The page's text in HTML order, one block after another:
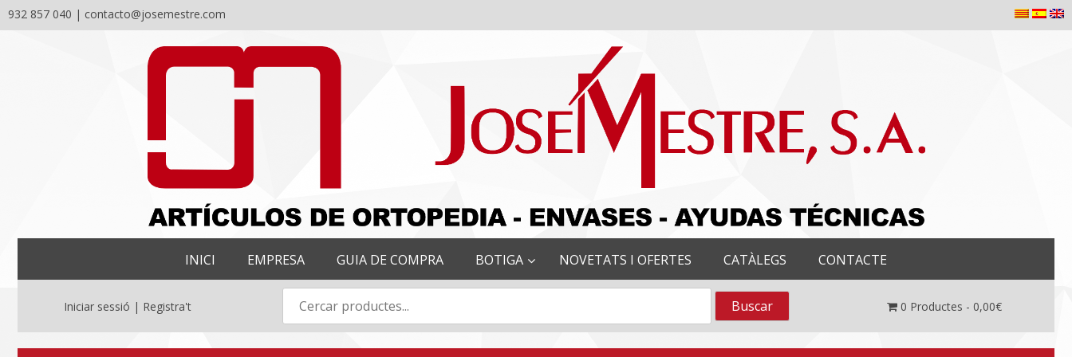
932 857 040 | contacto@josemestre.com
INICI EMPRESA GUIA DE COMPRA BOTIGA NOVETATS I OFERTES CATÀLEGS CONTACTE
Iniciar sessió | Registra't 0 Productes - 0,00€